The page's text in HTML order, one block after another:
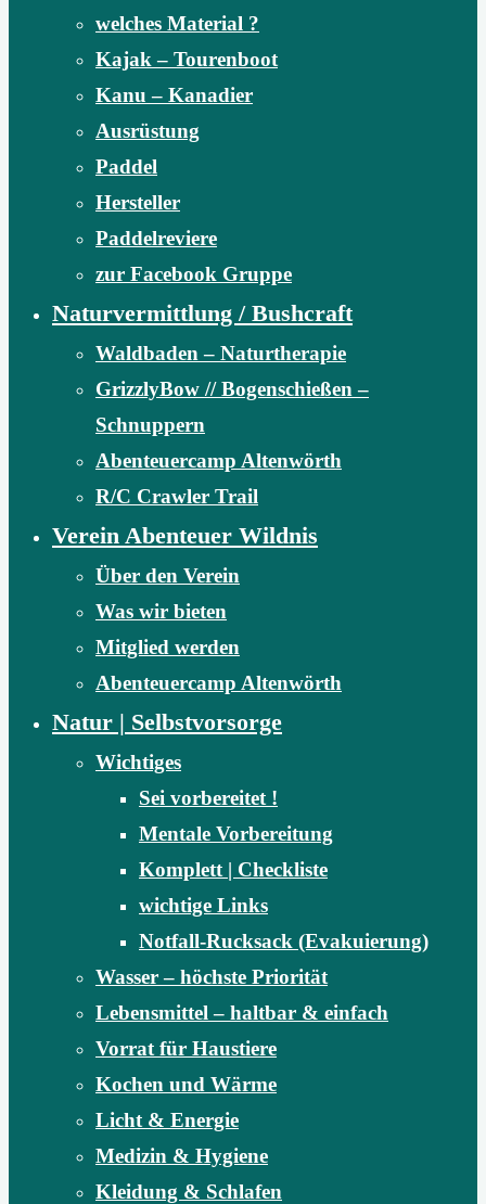
welches Material ?
Kajak – Tourenboot
Kanu – Kanadier
Ausrüstung
Paddel
Hersteller
Paddelreviere
zur Facebook Gruppe
Naturvermittlung / Bushcraft
Waldbaden – Naturtherapie
GrizzlyBow // Bogenschießen –
Schnuppern
Abenteuercamp Altenwörth
R/C Crawler Trail
Verein Abenteuer Wildnis
Über den Verein
Was wir bieten
Mitglied werden
Abenteuercamp Altenwörth
Natur | Selbstvorsorge
Wichtiges
Sei vorbereitet !
Mentale Vorbereitung
Komplett | Checkliste
wichtige Links
Notfall-Rucksack (Evakuierung)
Wasser – höchste Priorität
Lebensmittel – haltbar & einfach
Vorrat für Haustiere
Kochen und Wärme
Licht & Energie
Medizin & Hygiene
Kleidung & Schlafen